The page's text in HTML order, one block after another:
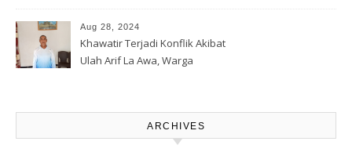
Korporasi Harita, GPM Halsel
Minta Polres Panggil Dan
Tetapkan Bapak Arif La Awa
Aug 28, 2024
Khawatir Terjadi Konflik Akibat
Ulah Arif La Awa, Warga
ARCHIVES